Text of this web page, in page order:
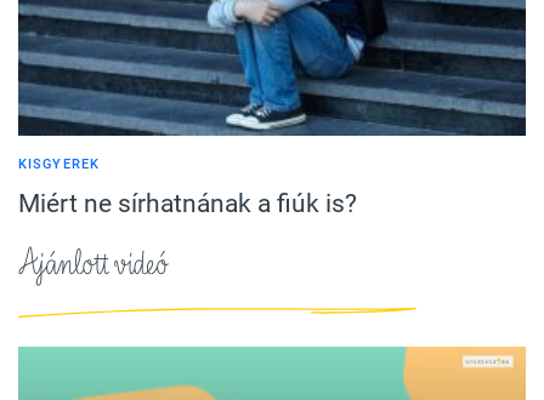
KISGYEREK
Miért ne sírhatnának a fiúk is?
Ajánlott videó